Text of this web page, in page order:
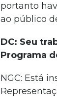
portanto
ao público
DC: Seu
Programa
NGC: Está